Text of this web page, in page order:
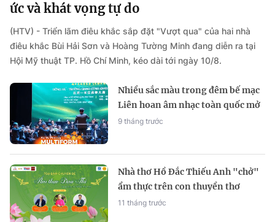
ức và khát vọng tự do
(HTV) - Triển lãm điêu khắc sắp đặt "Vượt qua" của hai nhà
điêu khắc Bùi Hải Sơn và Hoàng Tường Minh đang diễn ra tại
Hội Mỹ thuật TP. Hồ Chí Minh, kéo dài tới ngày 10/8.
Nhiều sắc màu trong đêm bế mạc
Liên hoan âm nhạc toàn quốc mở
rộng 2025
9 tháng trước
Nhà thơ Hồ Đắc Thiếu Anh "chở"
ẩm thực trên con thuyền thơ
11 tháng trước